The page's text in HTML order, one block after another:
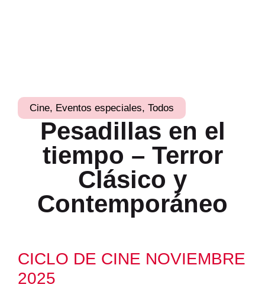
Cine, Eventos especiales, Todos
Pesadillas en el
tiempo – Terror
Clásico y
Contemporáneo
CICLO DE CINE NOVIEMBRE
2025